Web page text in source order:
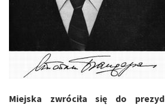
Miejska zwróciła się do